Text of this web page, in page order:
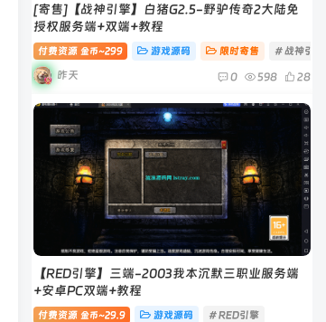
[寄售]【战神引擎】白猪G2.5-野驴传奇2大陆免
授权服务端+双端+教程
付费资源 金币~299 游戏源码 限时寄售 # 战神引擎
昨天 0 598 28
【RED引擎】三端-2003我本沉默三职业服务端
+安卓PC双端+教程
付费资源 金币~29.9 游戏源码 # RED引擎